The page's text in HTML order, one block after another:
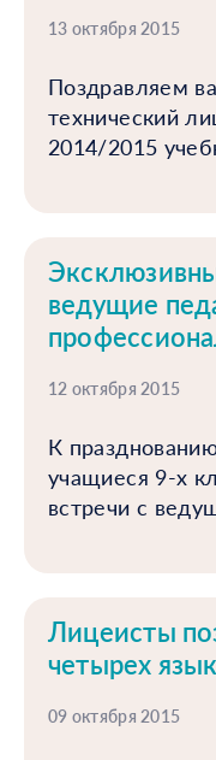
13 октября 2015
Поздравляем
технический
2014/2015
ведущие
12 октября 2015
К
учащиеся 9-х
встречи с
Лицеисты
четырех
09 октября 2015